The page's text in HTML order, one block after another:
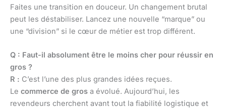
Faites une transition en douceur. Un changement brutal
peut les déstabiliser. Lancez une nouvelle “marque” ou
une “division” si le cœur de métier est trop différent.
Q : Faut-il absolument être le moins cher pour réussir en
gros ?
R : C’est l’une des plus grandes idées reçues.
Le commerce de gros a évolué. Aujourd’hui, les
revendeurs cherchent avant tout la fiabilité logistique et